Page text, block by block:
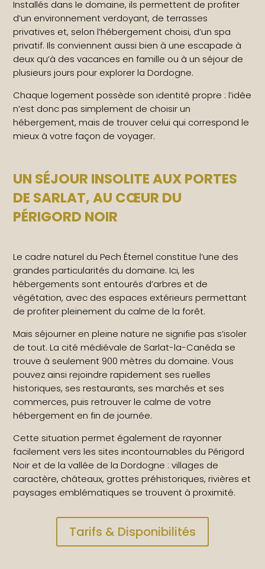
Installés dans le domaine, ils permettent de profiter
d’un environnement verdoyant, de terrasses
privatives et, selon l’hébergement choisi, d’un spa
privatif. Ils conviennent aussi bien à une escapade à
deux qu’à des vacances en famille ou à un séjour de
plusieurs jours pour explorer la Dordogne.
Chaque logement possède son identité propre : l’idée
n’est donc pas simplement de choisir un
hébergement, mais de trouver celui qui correspond le
mieux à votre façon de voyager.
UN SÉJOUR INSOLITE AUX PORTES
DE SARLAT, AU CŒUR DU
PÉRIGORD NOIR
Le cadre naturel du Pech Éternel constitue l’une des
grandes particularités du domaine. Ici, les
hébergements sont entourés d’arbres et de
végétation, avec des espaces extérieurs permettant
de profiter pleinement du calme de la forêt.
Mais séjourner en pleine nature ne signifie pas s’isoler
de tout. La cité médiévale de Sarlat-la-Canéda se
trouve à seulement 900 mètres du domaine. Vous
pouvez ainsi rejoindre rapidement ses ruelles
historiques, ses restaurants, ses marchés et ses
commerces, puis retrouver le calme de votre
hébergement en fin de journée.
Cette situation permet également de rayonner
facilement vers les sites incontournables du Périgord
Noir et de la vallée de la Dordogne : villages de
caractère, châteaux, grottes préhistoriques, rivières et
paysages emblématiques se trouvent à proximité.
Tarifs & Disponibilités